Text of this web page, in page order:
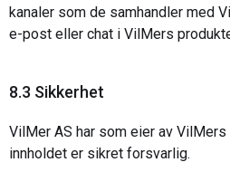
kanaler som de samhandler med
e-post eller chat i VilMers
8.3 Sikkerhet
VilMer AS har som eier av
innholdet er sikret forsvarlig.